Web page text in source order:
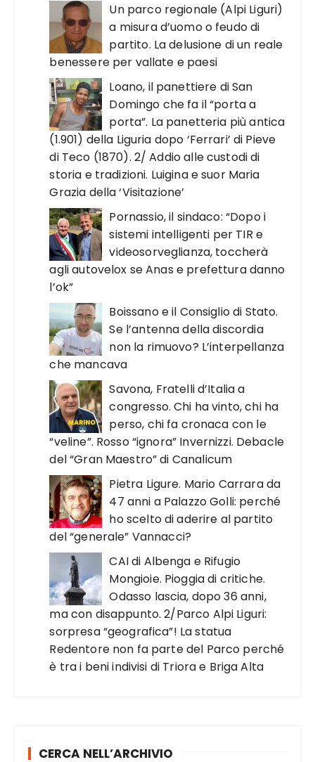
Un parco regionale (Alpi Liguri)
a misura d’uomo o feudo di
partito. La delusione di un reale
benessere per vallate e paesi
Loano, il panettiere di San
Domingo che fa il “porta a
porta”. La panetteria più antica
(1.901) della Liguria dopo ‘Ferrari’ di Pieve
di Teco (1870). 2/ Addio alle custodi di
storia e tradizioni. Luigina e suor Maria
Grazia della ‘Visitazione’
Pornassio, il sindaco: “Dopo i
sistemi intelligenti per TIR e
videosorveglianza, toccherà
agli autovelox se Anas e prefettura danno
l’ok”
Boissano e il Consiglio di Stato.
Se l’antenna della discordia
non la rimuovo? L’interpellanza
che mancava
Savona, Fratelli d’Italia a
congresso. Chi ha vinto, chi ha
perso, chi fa cronaca con le
“veline”. Rosso “ignora” Invernizzi. Debacle
del “Gran Maestro” di Canalicum
Pietra Ligure. Mario Carrara da
47 anni a Palazzo Golli: perché
ho scelto di aderire al partito
del “generale” Vannacci?
CAI di Albenga e Rifugio
Mongioie. Pioggia di critiche.
Odasso lascia, dopo 36 anni,
ma con disappunto. 2/Parco Alpi Liguri:
sorpresa “geografica”! La statua
Redentore non fa parte del Parco perché
è tra i beni indivisi di Triora e Briga Alta
CERCA NELL’ARCHIVIO